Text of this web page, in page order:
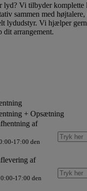
lyd? Vi tilbyder komplette
sammen med
lydudstyr. Vi hjælper
dit arrangement.
+ Opsætning
af
17:00 den
af
17:00 den